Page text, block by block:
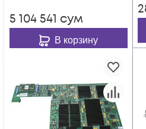
5 104 541 сум
В корзину